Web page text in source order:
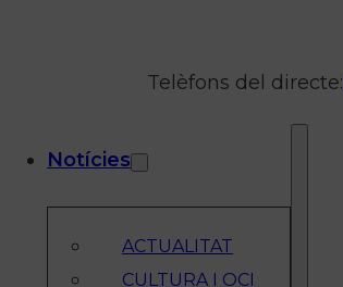
Telèfons del directe:
Notícies
ACTUALITAT
CULTURA I OCI